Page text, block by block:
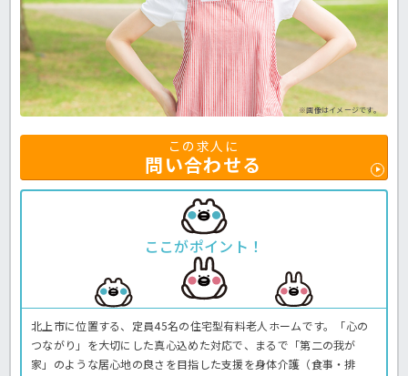
※画像はイメージです。
この求人に
問い合わせる
ここがポイント！
北上市に位置する、定員45名の住宅型有料老人ホームです。「心の
つながり」を大切にした真心込めた対応で、まるで「第二の我が
家」のような居心地の良さを目指した支援を身体介護（食事・排